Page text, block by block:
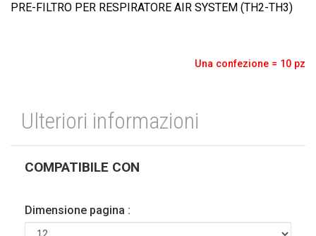
PRE-FILTRO PER RESPIRATORE AIR SYSTEM (TH2-TH3)
Una confezione = 10 pz
Ulteriori informazioni
COMPATIBILE CON
Dimensione pagina :